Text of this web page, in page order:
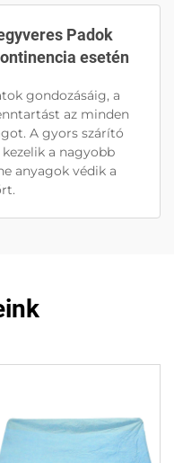
Padok
esetén
gondozásáig, a
az minden
A gyors szárító
a nagyobb
anyagok védik a